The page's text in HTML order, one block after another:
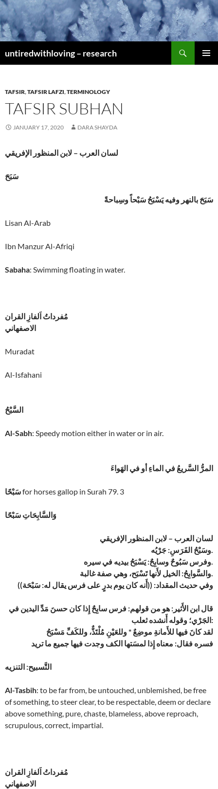
Skip
to
content
untiredwithloving – research
TAFSIR,TAFSIR LAFZI,TERMINOLOGY
TAFSIR SUBHAN
JANUARY 17, 2020 DARA SHAYDA
لسان العرب – لابن المنظور الإفريقي
سَبَحَ
سَبَحَ بالنهر وفيه يَسْبَحُ سَبْحاً وسِباحةً
Lisan Al-Arab
Ibn Manzur Al-Afriqi
Sabaha: Swimming floating in water.
مُفرداتُ اَلفازِ القران
الاصفهاني
Muradat
Al-Isfahani
السَّبْحُ
Al-Sabh: Speedy motion either in water or in air.
المرُّ السَّريعُ في الماءِ أو في الهَواءَ
سَبْحًاfor horses gallop in Surah 79. 3
وَالسَّابِحَاتِ سَبْحًا
لسان العرب – لابن المنظور الإفريقي
وسَبْحُ الفَرَسِ: جَرْيُه.
وفرس سَبُوحٌ وسابِحٌ: يَسْبَحُ بيديه في سيره.
والسَّوابِحُ: الخيل لأَنها تَسْبَح، وهي صفة غالبة.
وفي حديث المقداد: ((أَنه كان يوم بدرٍ على فرس يقال له: سَبْحَة))
قال ابن الأَثير: هو من قولهم: فرس سابِحٌ إِذا كان حسنَ مَدِّ اليدين في
الجَرْي؛ وقوله أَنشده ثعلب:
لقد كانَ فيها للأَمانةِ موضِعٌ * وللعَيْنِ مُلْتَذٌّ، وللكَفِّ مَسْبَحُ
فسره فقال: معناه إِذا لمسَتها الكف وجدت فيها جميع ما تريد
التَّسبيح: التنزيه
Al-Tasbih: to be far from, be untouched, unblemished, be free
of something, to steer clear, to be respectable, deem or declare
above something, pure, chaste, blameless, above reproach,
scrupulous, correct, impartial.
مُفرداتُ اَلفازِ القران
الاصفهاني